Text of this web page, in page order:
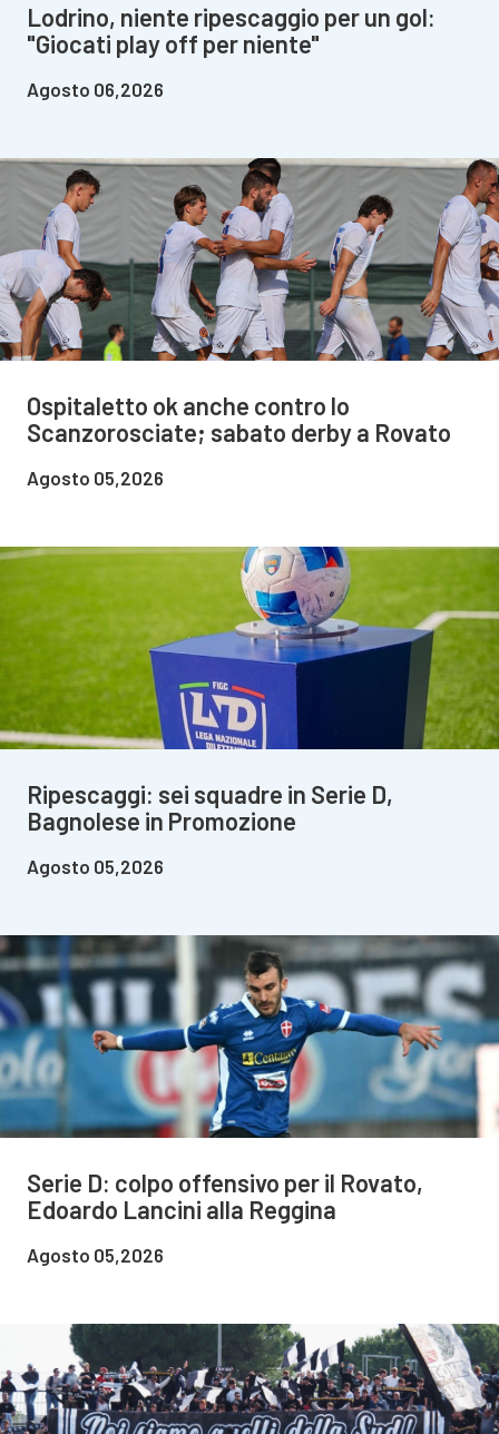
Lodrino, niente ripescaggio per un gol:
"Giocati play off per niente"
Agosto 06,2026
Ospitaletto ok anche contro lo
Scanzorosciate; sabato derby a Rovato
Agosto 05,2026
Ripescaggi: sei squadre in Serie D,
Bagnolese in Promozione
Agosto 05,2026
Serie D: colpo offensivo per il Rovato,
Edoardo Lancini alla Reggina
Agosto 05,2026